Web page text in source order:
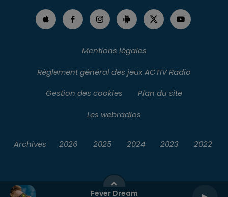
Fever Dream
Mentions légales
Règlement général des jeux ACTIV Radio
Gestion des cookies
Plan du site
Les webradios
Archives 2026 2025 2024 2023 2022